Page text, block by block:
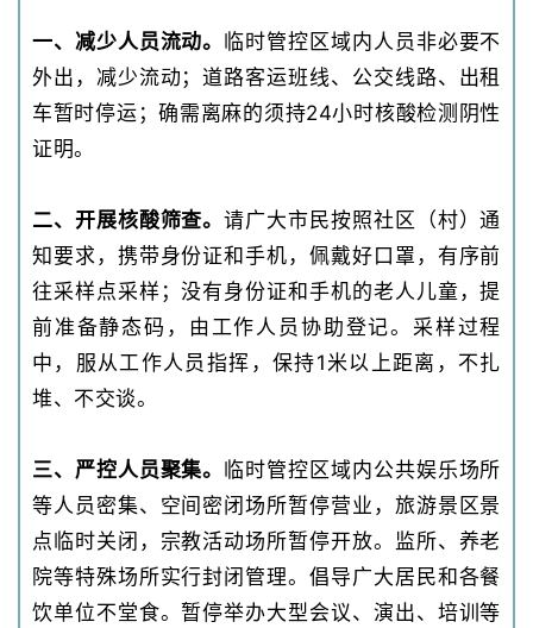
一、减少人员流动。 临时管控区域内人员非必要不
外出，减少流动；道路客运班线、公交线路、出租
车暂时停运；确需离麻的须持24小时核酸检测阴性
证明。
二、开展核酸筛查。请广大市民按照社区（村）通
知要求，携带身份证和手机，佩戴好口罩，有序前
往采样点采样；没有身份证和手机的老人儿童，提
前准备静态码，由工作人员协助登记。采样过程
中，服从工作人员指挥，保持1米以上距离，不扎
堆、不交谈。
三、严控人员聚集。 临时管控区域内公共娱乐场所
等人员密集、空间密闭场所暂停营业，旅游景区景
点临时关闭，宗教活动场所暂停开放。监所、养老
院等特殊场所实行封闭管理。倡导广大居民和各餐
饮单位不堂食。暂停举办大型会议、演出、培训等